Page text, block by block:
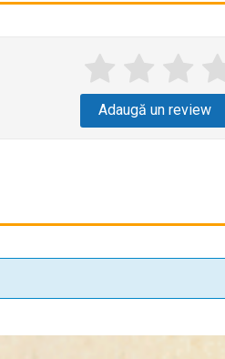
Adaugă un review